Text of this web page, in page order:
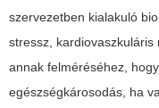
szervezetben kialakuló
stressz,
annak felméréséhez,
egészségkárosodás, ha